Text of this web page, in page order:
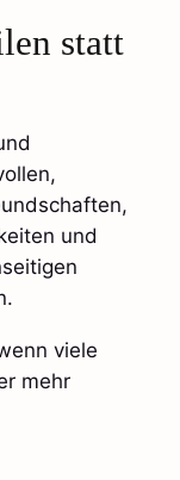
statt
und
viele
mehr